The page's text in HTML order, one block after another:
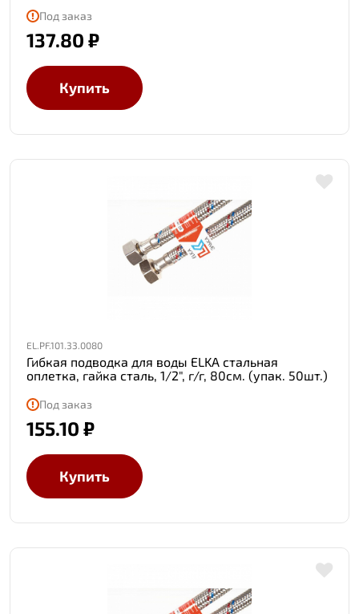
Под заказ
137.80 ₽
Купить
EL.PF.101.33.0080
Гибкая подводка для воды ELKA стальная
оплетка, гайка сталь, 1/2", г/г, 80см. (упак. 50шт.)
Под заказ
155.10 ₽
Купить